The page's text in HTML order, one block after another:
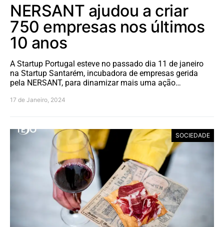
NERSANT ajudou a criar
750 empresas nos últimos
10 anos
A Startup Portugal esteve no passado dia 11 de janeiro
na Startup Santarém, incubadora de empresas gerida
pela NERSANT, para dinamizar mais uma ação…
17 de Janeiro, 2024
SOCIEDADE